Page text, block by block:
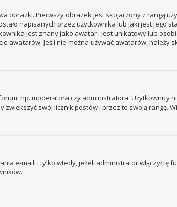
obrazki. Pierwszy obrazek jest skojarzony z rangą
napisanych przez użytkownika lub jaki jest jego
jest znany jako awatar i jest unikatowy lub
awatarów. Jeśli nie można używać awatarów, należy
np. moderatora czy administratora. Użytkownicy
swój licznik postów i przez to swoją rangę.
e-maili i tylko wtedy, jeżeli administrator włączył tę